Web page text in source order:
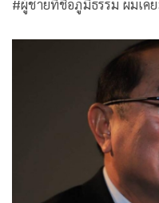
#ผู้ชายที่ชื่อภูมิธรรม ผมเค
มีอุดมการณ์เพราะเคยเข้า